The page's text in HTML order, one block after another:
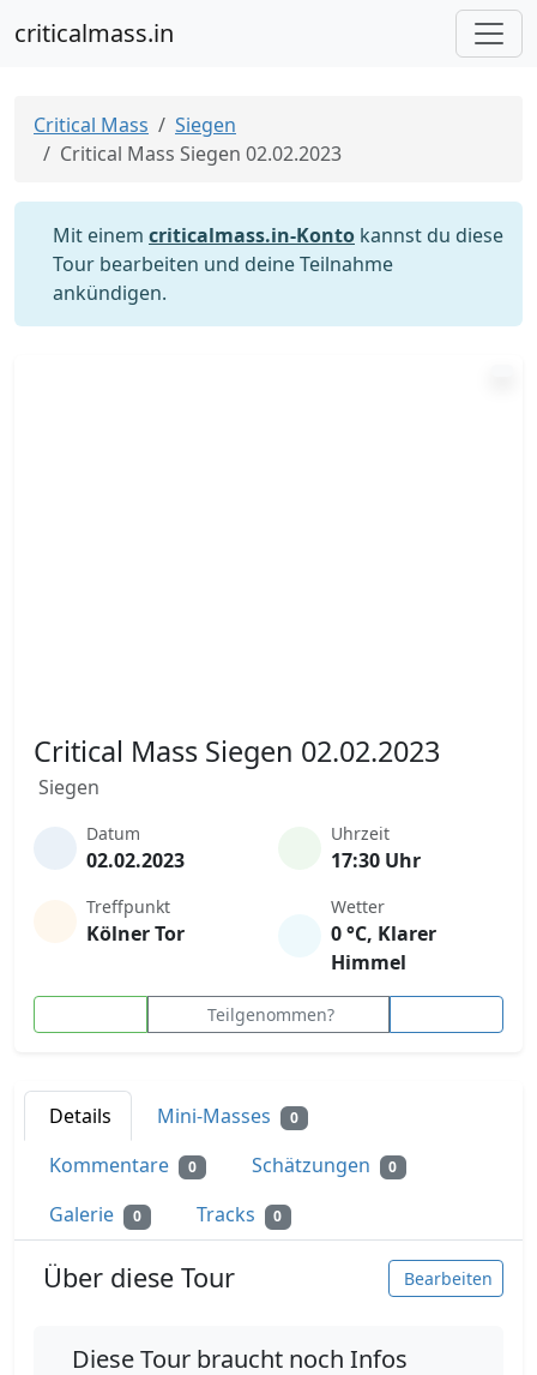
criticalmass.in
Critical Mass
Siegen
Critical Mass Siegen 02.02.2023
Mit einem criticalmass.in-Konto kannst du diese
Tour bearbeiten und deine Teilnahme
ankündigen.
Critical Mass Siegen 02.02.2023
Siegen
Datum
02.02.2023
Uhrzeit
17:30 Uhr
Treffpunkt
Kölner Tor
Wetter
0 °C, Klarer
Himmel
Teilgenommen?
Details Mini-Masses 0
Kommentare 0 Schätzungen 0
Galerie 0 Tracks 0
Über diese Tour Bearbeiten
Diese Tour braucht noch Infos